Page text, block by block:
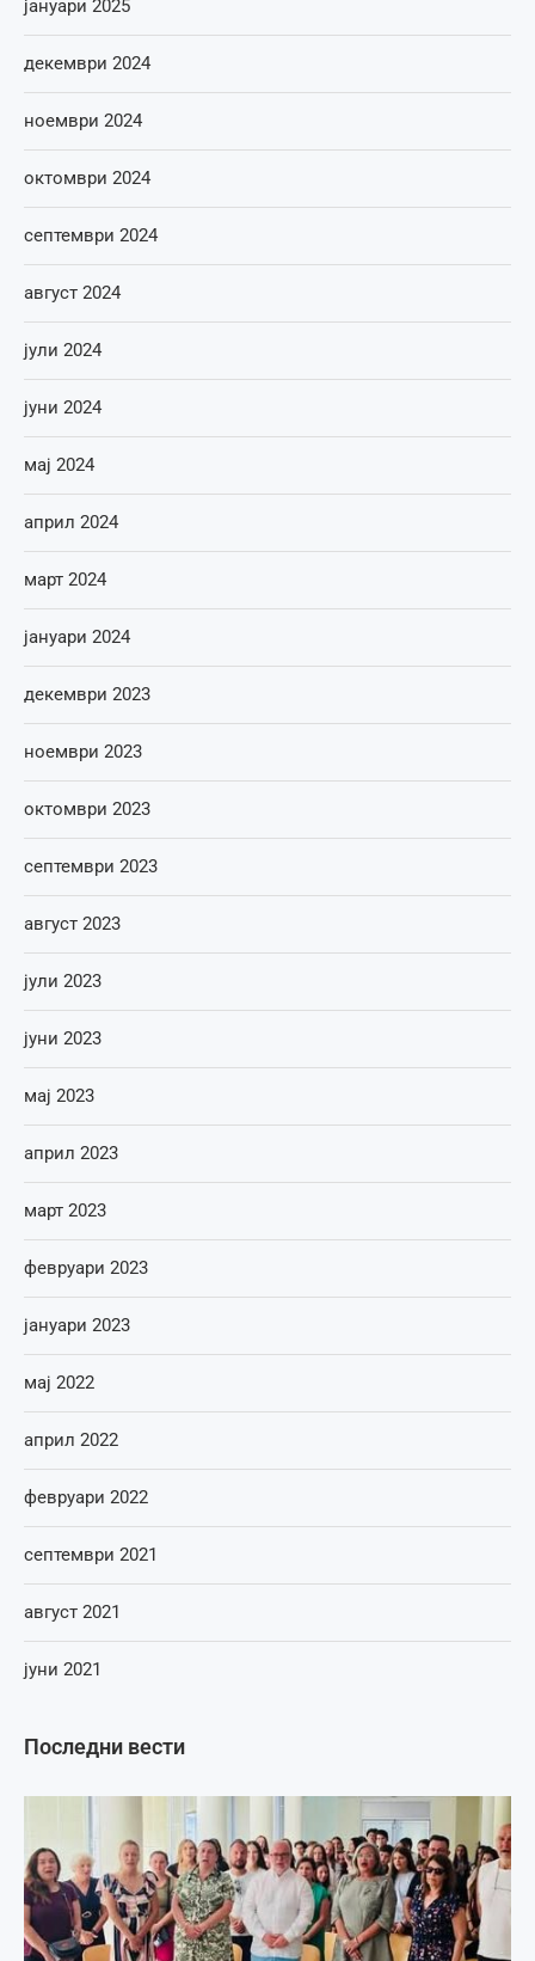
Последни вести
јануари 2025
декември 2024
ноември 2024
октомври 2024
септември 2024
август 2024
јули 2024
јуни 2024
мај 2024
април 2024
март 2024
јануари 2024
декември 2023
ноември 2023
октомври 2023
септември 2023
август 2023
јули 2023
јуни 2023
мај 2023
април 2023
март 2023
февруари 2023
јануари 2023
мај 2022
април 2022
февруари 2022
септември 2021
август 2021
јуни 2021